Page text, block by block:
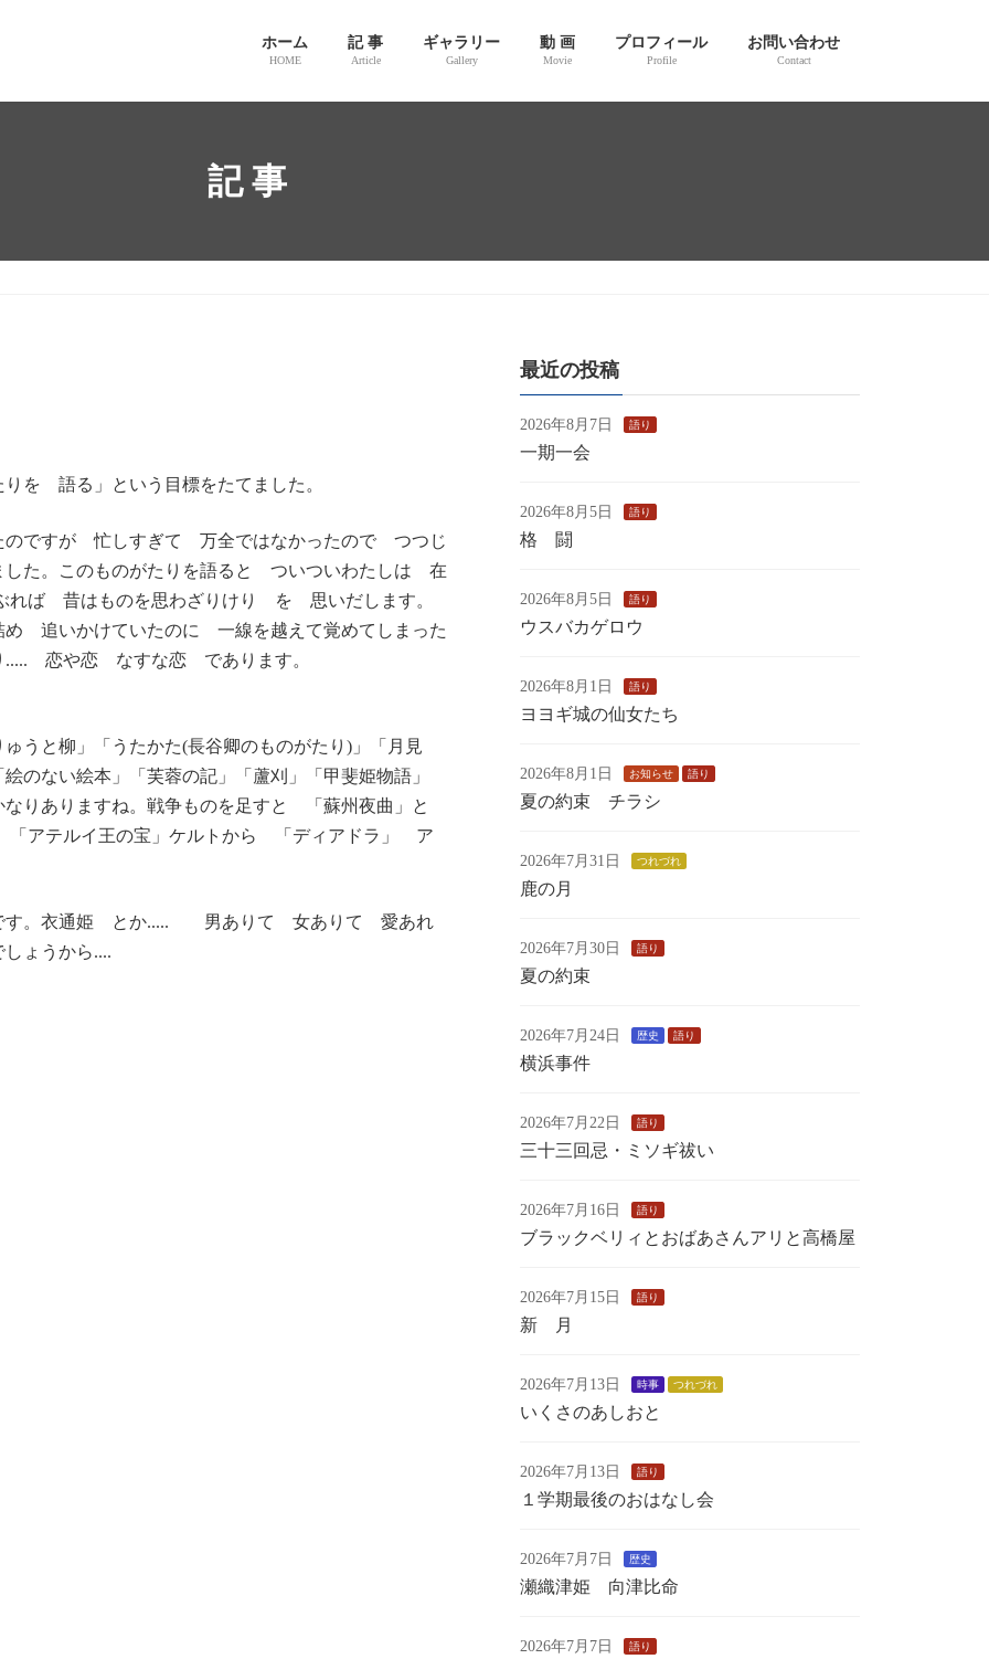
ホーム
HOME
記 事
Article
ギャラリー
Gallery
動 画
Movie
プロフィール
Profile
お問い合わせ
Contact
記 事
語る」という目標をたてました。
のですが 忙しすぎて 万全ではなかったので つつじ
た。このものがたりを語ると ついついわたしは 在
れば 昔はものを思わざりけり を 思いだします。
追いかけていたのに 一線を越えて覚めてしまった
..... 恋や恋 なすな恋 であります。
うと柳」「うたかた(長谷卿のものがたり)」「月見
のない絵本」「芙蓉の記」「蘆刈」「甲斐姫物語」
りありますね。戦争ものを足すと 「蘇州夜曲」と
アテルイ王の宝」ケルトから 「ディアドラ」 ア
です。衣通姫 とか..... 男ありて 女ありて 愛あれ
ょうから....
最近の投稿
2026年8月7日 語り
一期一会
2026年8月5日 語り
格 闘
2026年8月5日 語り
ウスバカゲロウ
2026年8月1日 語り
ヨヨギ城の仙女たち
2026年8月1日 お知らせ 語り
夏の約束 チラシ
2026年7月31日 つれづれ
鹿の月
2026年7月30日 語り
夏の約束
2026年7月24日 歴史 語り
横浜事件
2026年7月22日 語り
三十三回忌・ミソギ祓い
2026年7月16日 語り
ブラックベリィとおばあさんアリと高橋屋
2026年7月15日 語り
新 月
2026年7月13日 時事 つれづれ
いくさのあしおと
2026年7月13日 語り
１学期最後のおはなし会
2026年7月7日 歴史
瀬織津姫 向津比命
2026年7月7日 語り